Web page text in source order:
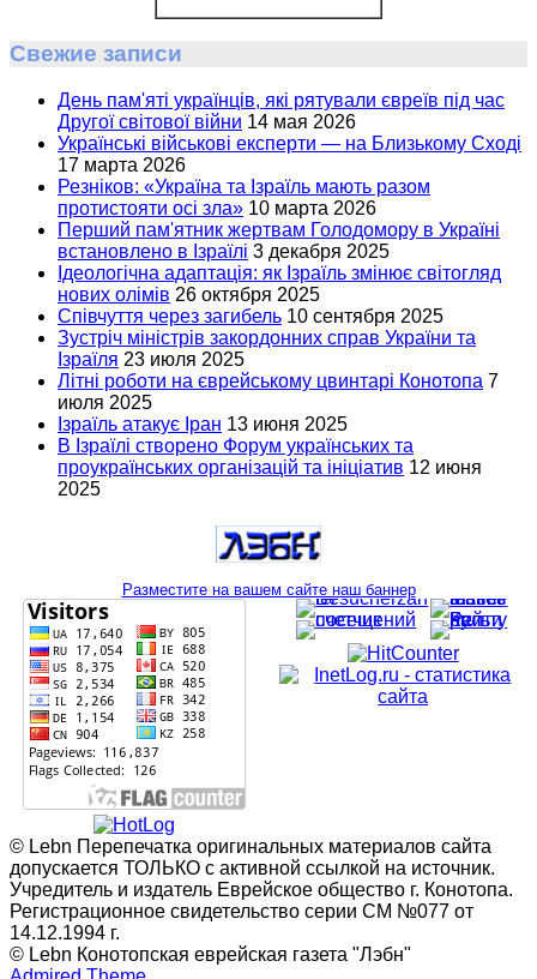
Свежие записи
День пам'яті українців, які рятували євреїв під час
Другої світової війни 14 мая 2026
Українські військові експерти — на Близькому Сході
17 марта 2026
Резніков: «Україна та Ізраїль мають разом
протистояти осі зла» 10 марта 2026
Перший пам'ятник жертвам Голодомору в Україні
встановлено в Ізраїлі 3 декабря 2025
Ідеологічна адаптація: як Ізраїль змінює світогляд
нових олімів 26 октября 2025
Співчуття через загибель 10 сентября 2025
Зустріч міністрів закордонних справ України та
Ізраїля 23 июля 2025
Літні роботи на єврейському цвинтарі Конотопа 7
июля 2025
Ізраїль атакує Іран 13 июня 2025
В Ізраїлі створено Форум українських та
проукраїнських організацій та ініціатив 12 июня
2025
Разместите на вашем сайте наш баннер
© Lebn Перепечатка оригинальных материалов сайта
допускается ТОЛЬКО с активной ссылкой на источник.
Учредитель и издатель Еврейское общество г. Конотопа.
Регистрационное свидетельство серии СМ №077 от
14.12.1994 г.
© Lebn Конотопская еврейская газета "Лэбн"